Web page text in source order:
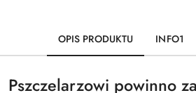
OPIS PRODUKTU INFO1
Pszczelarzowi powinno